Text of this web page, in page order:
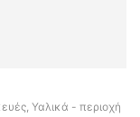
Υαλικά - περιοχή